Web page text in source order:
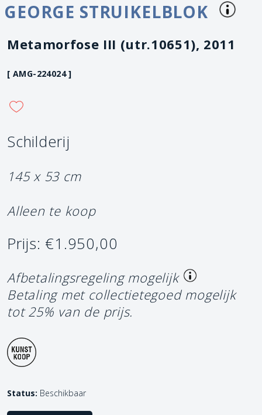
GEORGE STRUIKELBLOK
Metamorfose III (utr.10651), 2011
[ AMG-224024 ]
Schilderij
145 x 53 cm
Alleen te koop
Prijs: €1.950,00
Afbetalingsregeling mogelijk
Betaling met collectietegoed mogelijk
tot 25% van de prijs.
Status: Beschikbaar